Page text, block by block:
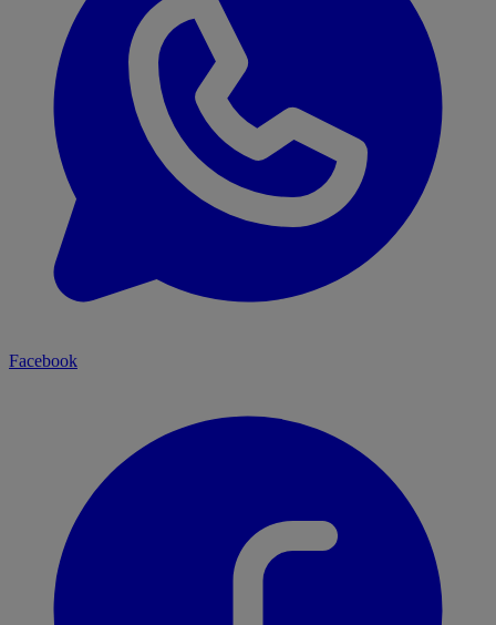
Facebook